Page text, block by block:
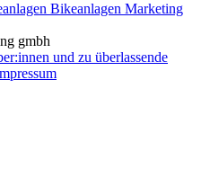
Bikeanlagen Marketing
gmbh
und zu überlassende